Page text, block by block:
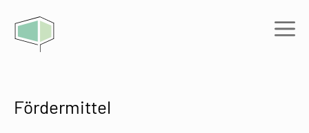
Inhalt
springen
Fördermittel